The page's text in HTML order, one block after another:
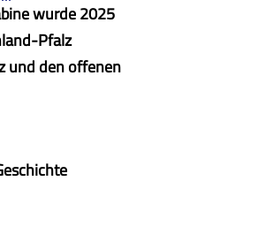
wurde 2025
Pfalz
und den offenen